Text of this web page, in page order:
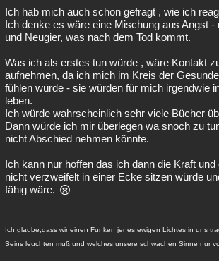
Ich hab mich auch schon gefragt , wie ich
Ich denke es wäre eine Mischung aus Angst -
und Neugier, was nach dem Tod kommt.
Was ich als erstes tun würde , wäre Kontakt
aufnehmen, da ich mich im Kreis der
fühlen würde - sie würden für mich irgendwie
leben.
Ich würde wahrscheinlich sehr viele Bücher
Dann würde ich mir überlegen wa snoch zu
nicht Abschied nehmen könnte.
Ich kann nur hoffen das ich dann die Kraft
nicht verzweifelt in einer Ecke sitzen würde
fähig wäre.
Ich glaube,dass wir einen Funken jenes ewigen Lichtes in uns
Seins leuchten muß und welches unsere schwachen Sinne nur